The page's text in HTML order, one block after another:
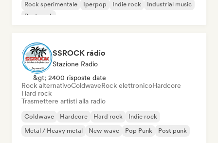
Rock sperimentale
Iperpop Indie rock
Industrial music
Post punk
SSROCK rádio
Stazione Radio
&gt; 2400 risposte date
Rock alternativoColdwaveRock elettronicoHardcore
Hard rock
Trasmettere artisti alla radio
Coldwave Hardcore Hard rock
Indie rock
Metal / Heavy metal
New wave Pop Punk Post punk